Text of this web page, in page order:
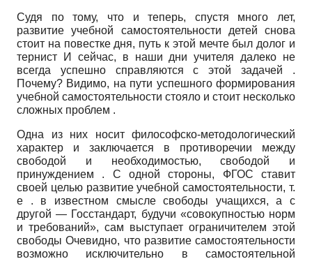
Судя по тому, что и теперь, спустя много лет,
развитие учебной самостоятельности детей снова
стоит на повестке дня, путь к этой мечте был долог и
тернист И сейчас, в наши дни учителя далеко не
всегда успешно справляются с этой задачей .
Почему? Видимо, на пути успешного формирования
учебной самостоятельности стояло и стоит несколько
сложных проблем .
Одна из них носит философско-методологический
характер и заключается в противоречии между
свободой и необходимостью, свободой и
принуждением . С одной стороны, ФГОС ставит
своей целью развитие учебной самостоятельности, т.
е . в известном смысле свободы учащихся, а с
другой — Госстандарт, будучи «совокупностью норм
и требований», сам выступает ограничителем этой
свободы Очевидно, что развитие самостоятельности
возможно исключительно в самостоятельной